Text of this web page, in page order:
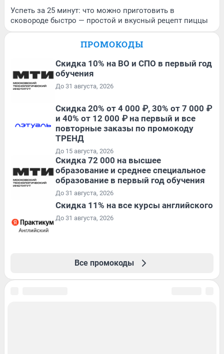
Успеть за 25 минут: что можно приготовить в
сковороде быстро — простой и вкусный рецепт пиццы
ПРОМОКОДЫ
Скидка 10% на ВО и СПО в первый год
обучения
До 31 августа, 2026
Скидка 20% от 4 000 ₽, 30% от 7 000 ₽
и 40% от 12 000 ₽ на первый и все
повторные заказы по промокоду
ТРЕНД
До 15 августа, 2026
Скидка 72 000 на высшее
образование и среднее специальное
образование в первый год обучения
До 31 августа, 2026
Скидка 11% на все курсы английского
До 31 августа, 2026
Все промокоды